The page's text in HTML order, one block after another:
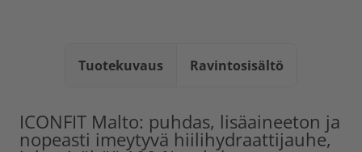
Tuotekuvaus Ravintosisältö
ICONFIT Malto: puhdas, lisäaineeton ja
nopeasti imeytyvä hiilihydraattijauhe,